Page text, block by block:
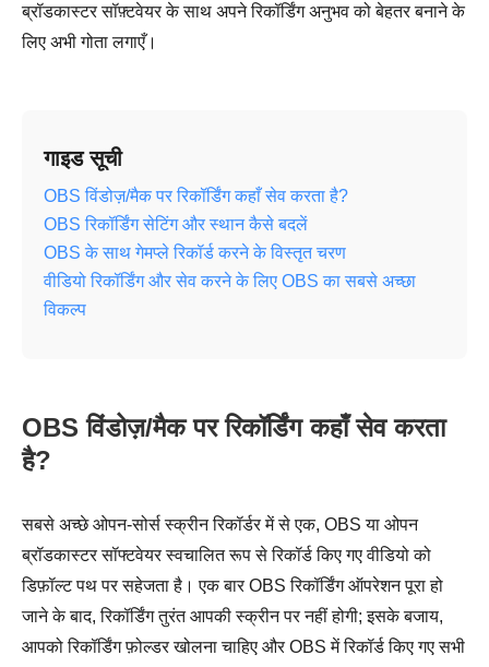
ब्रॉडकास्टर सॉफ़्टवेयर के साथ अपने रिकॉर्डिंग अनुभव को बेहतर बनाने के
लिए अभी गोता लगाएँ।
गाइड सूची
OBS विंडोज़/मैक पर रिकॉर्डिंग कहाँ सेव करता है?
OBS रिकॉर्डिंग सेटिंग और स्थान कैसे बदलें
OBS के साथ गेमप्ले रिकॉर्ड करने के विस्तृत चरण
वीडियो रिकॉर्डिंग और सेव करने के लिए OBS का सबसे अच्छा
विकल्प
OBS विंडोज़/मैक पर रिकॉर्डिंग कहाँ सेव करता
है?
सबसे अच्छे ओपन-सोर्स स्क्रीन रिकॉर्डर में से एक, OBS या ओपन
ब्रॉडकास्टर सॉफ्टवेयर स्वचालित रूप से रिकॉर्ड किए गए वीडियो को
डिफ़ॉल्ट पथ पर सहेजता है। एक बार OBS रिकॉर्डिंग ऑपरेशन पूरा हो
जाने के बाद, रिकॉर्डिंग तुरंत आपकी स्क्रीन पर नहीं होगी; इसके बजाय,
आपको रिकॉर्डिंग फ़ोल्डर खोलना चाहिए और OBS में रिकॉर्ड किए गए सभी